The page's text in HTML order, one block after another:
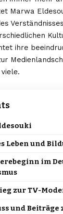
Marwa
ihre
Leben und
im
zur TV-
und Beiträge